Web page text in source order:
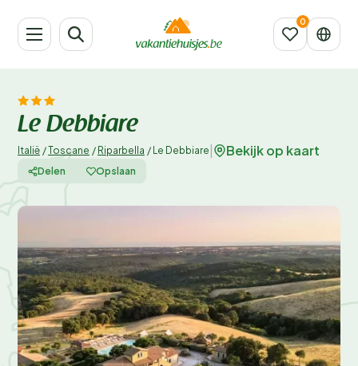
Le Debbiare
Italië /Toscane / Riparbella / Le Debbiare Bekijk op kaart
Delen Opslaan